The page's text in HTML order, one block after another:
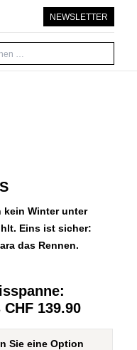
NEWSLETTER
Winter unter
Eins ist sicher:
das Rennen.
139.90